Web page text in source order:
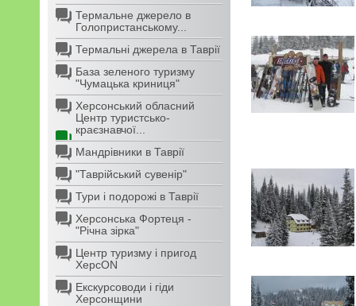
Термальне джерело в
Голопристанському...
Термальні джерела в Таврії
База зеленого туризму
"Чумацька криниця"
Херсонський обласний
Центр туристсько-
краєзнавчої...
Мандрівники в Таврії
"Таврійський сувенір"
Тури і подорожі в Таврії
Херсонська Фортеця -
"Річна зірка"
Центр туризму і пригод
ХерсON
Екскурсоводи і гіди
Херсонщини